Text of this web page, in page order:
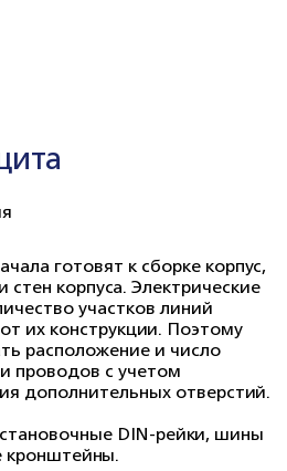
готовят к сборке корпус,
корпуса. Электрические
участков линий
их конструкции. Поэтому
расположение и число
проводов с учетом
дополнительных отверстий.
DIN-рейки, шины